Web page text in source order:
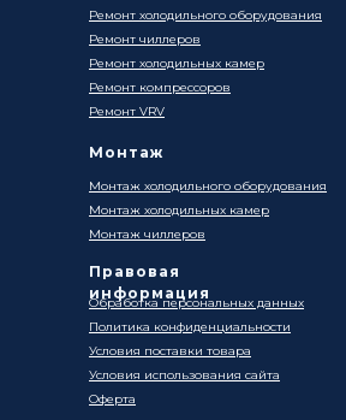
Обработка персональных данных
Политика конфиденциальности
Условия поставки товара
Оферта
Условия использования сайта
Ремонт холодильного оборудования
Ремонт чиллеров
Ремонт холодильных камер
Ремонт компрессоров
Ремонт VRV
Монтаж
Правовая
информация
Монтаж холодильного оборудования
Монтаж чиллеров
Монтаж холодильных камер